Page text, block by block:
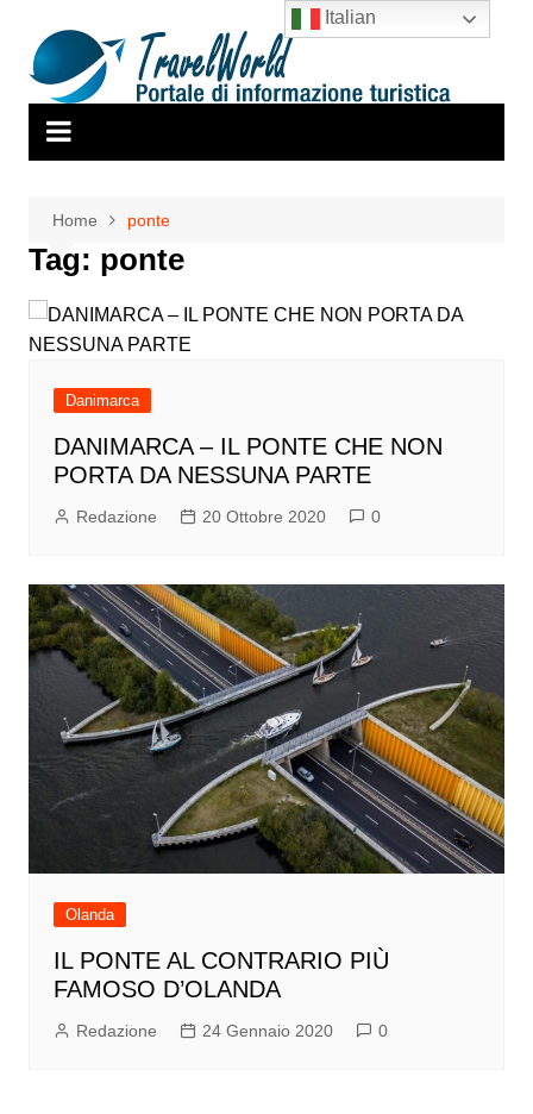
contenuto
Home ponte
Tag: ponte
Danimarca
DANIMARCA – IL PONTE CHE NON
PORTA DA NESSUNA PARTE
Redazione 20 Ottobre 2020 0
Olanda
IL PONTE AL CONTRARIO PIÙ
FAMOSO D’OLANDA
Redazione 24 Gennaio 2020 0
Italian